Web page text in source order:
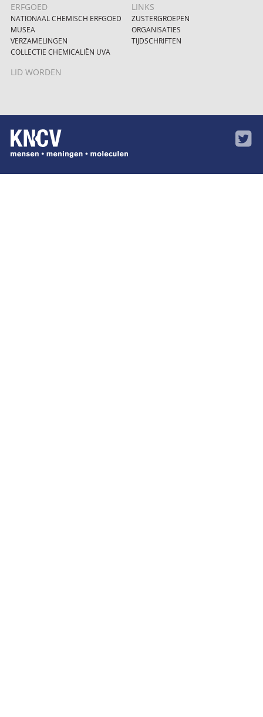
ERFGOED
NATIONAAL CHEMISCH ERFGOED
MUSEA
VERZAMELINGEN
COLLECTIE CHEMICALIËN UVA
LINKS
ZUSTERGROEPEN
ORGANISATIES
TIJDSCHRIFTEN
LID WORDEN